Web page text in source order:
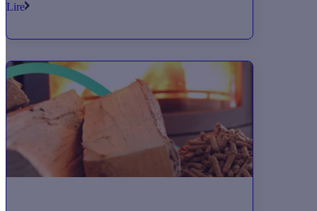
qualification d’accéder à un emploi
nombreuses opportunités. L’initiative
est également l’occasion pour les
artisans et entreprises de trouver les
salariés « dont ils ont besoin ».
Lire